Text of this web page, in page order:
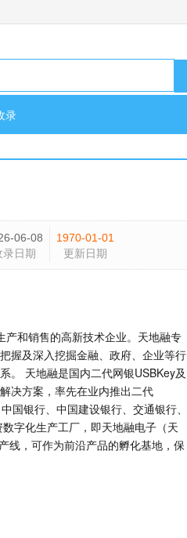
录
06-08
录日期
1970-01-01
更新日期
和销售的高新技术企业。天地融专
握及深入挖掘金融、政府、企业等行
。 天地融是国内二代网银USBKey及
决方案，率先在业内推出二代
国银行、中国建设银行、交通银行、
字化生产工厂，即天地融电子（天
线，可作为前沿产品的孵化基地，保